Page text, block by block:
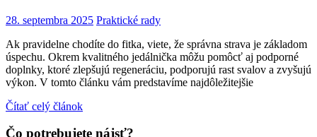
28. septembra 2025 Praktické rady
Ak pravidelne chodíte do fitka, viete, že správna strava je základom
úspechu. Okrem kvalitného jedálnička môžu pomôcť aj podporné
doplnky, ktoré zlepšujú regeneráciu, podporujú rast svalov a zvyšujú
výkon. V tomto článku vám predstavíme najdôležitejšie
Čítať celý článok
Čo potrebujete nájsť?